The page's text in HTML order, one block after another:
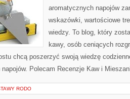
aromatycznych napojów
wskazówki, wartościowe
wiedzy. To blog, który
kawy, osób ceniących
chcą poszerzyć swoją wiedzę
napojów. Polecam Recenzje Kaw i
RODO